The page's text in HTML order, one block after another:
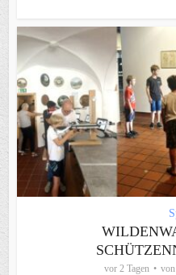
vor 2 Tagen von